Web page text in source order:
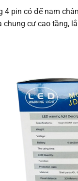
4 pin có đế nam
cư cao tầng,